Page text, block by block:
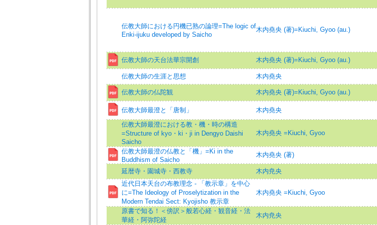
伝教大師における円機已熟の論理=The logic of
Enki-ijuku developed by Saicho
木内堯央 (著)=Kiuchi, Gyoo (au.)
伝教大師の天台法華宗開創 木内堯央 (著)=Kiuchi, Gyoo (au.)
伝教大師の生涯と思想 木内堯央
伝教大師の仏陀観 木内堯央 (著)=Kiuchi, Gyoo (au.)
伝教大師最澄と「唐制」 木内堯央
伝教大師最澄における教・機・時の構造
=Structure of kyo・ki・ji in Dengyo Daishi
Saicho
木内堯央 =Kiuchi, Gyoo
伝教大師最澄の仏教と「機」=Ki in the
Buddhism of Saicho
木内堯央 (著)
延暦寺・園城寺・西教寺 木内尭央
近代日本天台の布教理念 - 「教示章」を中心
に=The Ideology of Proselytization in the
Modern Tendai Sect: Kyojisho 教示章
木内堯央 =Kiuchi, Gyoo
原書で知る！＜傍訳＞般若心経・観音経・法
華経・阿弥陀経
木内尭央